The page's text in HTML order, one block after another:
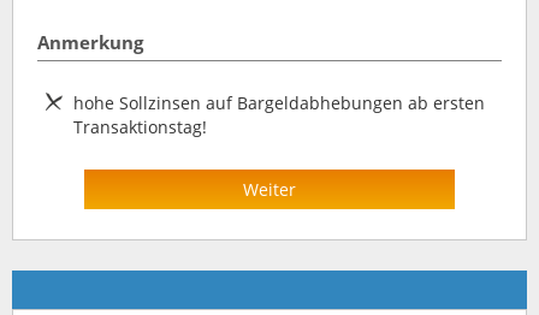
Anmerkung
hohe Sollzinsen auf Bargeldabhebungen ab ersten
Transaktionstag!
Weiter